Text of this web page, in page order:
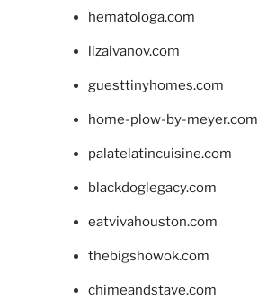
hematologa.com
lizaivanov.com
guesttinyhomes.com
home-plow-by-meyer.com
palatelatincuisine.com
blackdoglegacy.com
eatvivahouston.com
thebigshowok.com
chimeandstave.com